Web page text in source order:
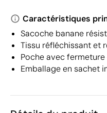
Caractéristiques
Sacoche banane
Tissu réfléchissant et
Poche avec
Emballage en sachet